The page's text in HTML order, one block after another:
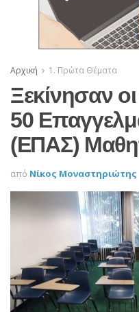
Αρχική 1. Πρώτα Θέματα
Ξεκίνησαν οι
50
(ΕΠΑΣ)
από Νίκος Μοναστηριώτης